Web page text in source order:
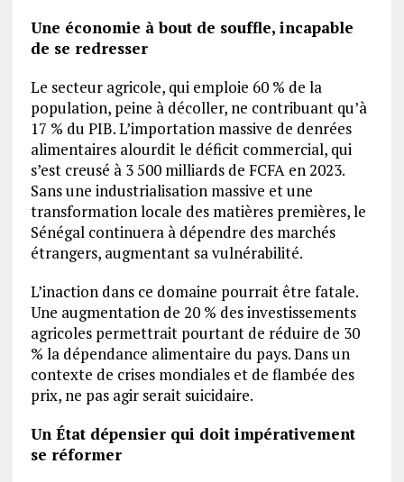
Une économie à bout de souffle, incapable
de se redresser
Le secteur agricole, qui emploie 60 % de la
population, peine à décoller, ne contribuant qu’à
17 % du PIB. L’importation massive de denrées
alimentaires alourdit le déficit commercial, qui
s’est creusé à 3 500 milliards de FCFA en 2023.
Sans une industrialisation massive et une
transformation locale des matières premières, le
Sénégal continuera à dépendre des marchés
étrangers, augmentant sa vulnérabilité.
L’inaction dans ce domaine pourrait être fatale.
Une augmentation de 20 % des investissements
agricoles permettrait pourtant de réduire de 30
% la dépendance alimentaire du pays. Dans un
contexte de crises mondiales et de flambée des
prix, ne pas agir serait suicidaire.
Un État dépensier qui doit impérativement
se réformer